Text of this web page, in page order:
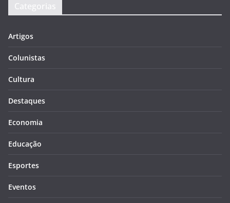
Categorias
Artigos
Colunistas
Cultura
Destaques
Economia
Educação
Esportes
Eventos